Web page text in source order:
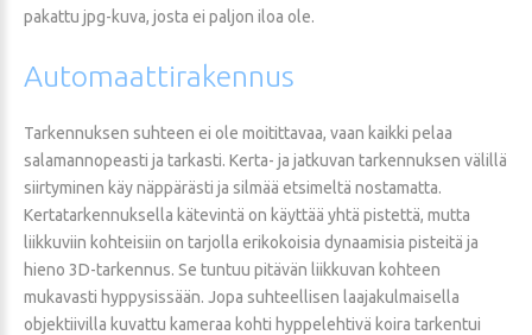
pakattu jpg-kuva, josta ei paljon iloa ole.
Automaattirakennus
Tarkennuksen suhteen ei ole moitittavaa, vaan kaikki pelaa
salamannopeasti ja tarkasti. Kerta- ja jatkuvan tarkennuksen välillä
siirtyminen käy näppärästi ja silmää etsimeltä nostamatta.
Kertatarkennuksella kätevintä on käyttää yhtä pistettä, mutta
liikkuviin kohteisiin on tarjolla erikokoisia dynaamisia pisteitä ja
hieno 3D-tarkennus. Se tuntuu pitävän liikkuvan kohteen
mukavasti hyppysissään. Jopa suhteellisen laajakulmaisella
objektiivilla kuvattu kameraa kohti hyppelehtivä koira tarkentui